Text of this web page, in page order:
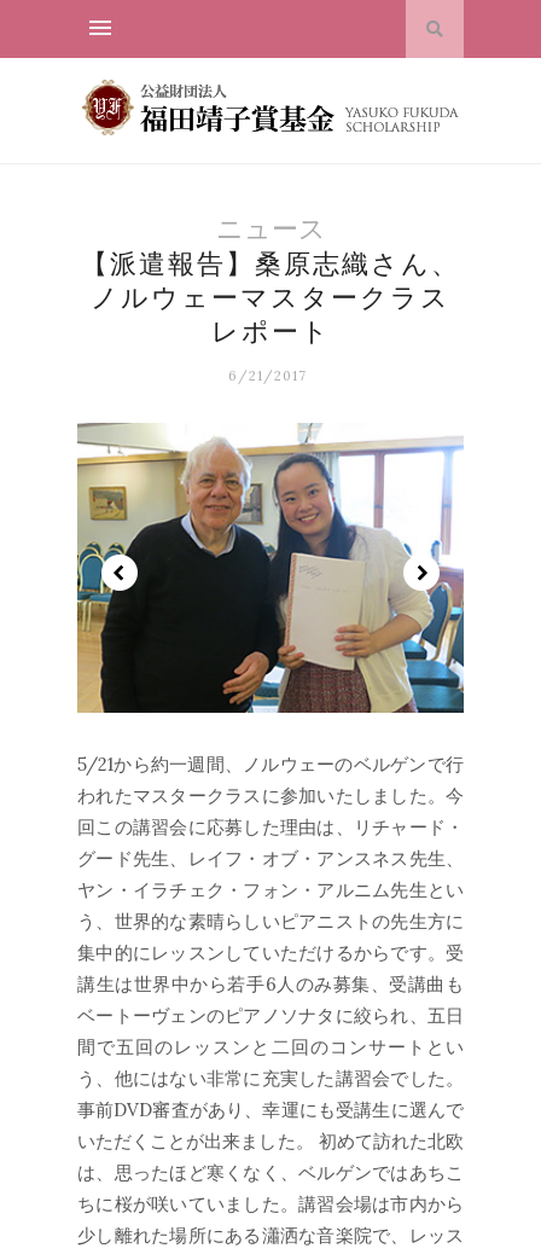
ニュース
【派遣報告】桑原志織さん、
ノルウェーマスタークラス
レポート
6/21/2017
5/21から約一週間、ノルウェーのベルゲンで行
われたマスタークラスに参加いたしました。今
回この講習会に応募した理由は、リチャード・
グード先生、レイフ・オブ・アンスネス先生、
ヤン・イラチェク・フォン・アルニム先生とい
う、世界的な素晴らしいピアニストの先生方に
集中的にレッスンしていただけるからです。受
講生は世界中から若手6人のみ募集、受講曲も
ベートーヴェンのピアノソナタに絞られ、五日
間で五回のレッスンと二回のコンサートとい
う、他にはない非常に充実した講習会でした。
事前DVD審査があり、幸運にも受講生に選んで
いただくことが出来ました。 初めて訪れた北欧
は、思ったほど寒くなく、ベルゲンではあちこ
ちに桜が咲いていました。講習会場は市内から
少し離れた場所にある瀟洒な音楽院で、レッス